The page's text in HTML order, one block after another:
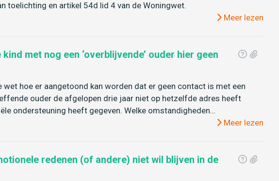
toelichting en artikel 54d lid 4 van de Woningwet.
Meer lezen
met nog een ‘overblijvende’ ouder hier geen
hoe er aangetoond kan worden dat er geen contact is met een
ouder de afgelopen drie jaar niet op hetzelfde adres heeft
ondersteuning heeft gegeven. Welke omstandigheden…
Meer lezen
redenen (of andere) niet wil blijven in de